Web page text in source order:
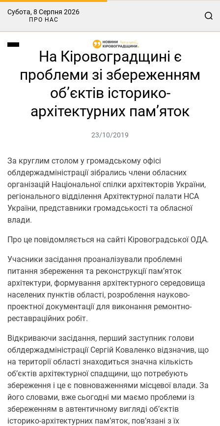
Субота, 8 Серпня 2026
ПРО НАС
На Кіровоградщині є
проблеми зі збереженням
об’єктів історико-
архітектурних пам’яток
23/10/2019
За круглим столом у громадському офісі
облдержадміністрації зібрались члени обласних
організацій Національної спілки архітекторів України,
регіонального відділення Архітектурної палати НСА
України, представники громадськості та обласної
влади.
Про це повідомляється на сайті Кіровоградської ОДА.
Учасники засідання проаналізували проблемні
питання збереження та реконструкції пам’яток
архітектури, формування архітектурного середовища
населених пунктів області, розроблення науково-
проектної документації для виконання ремонтно-
реставраційних робіт.
Відкриваючи засідання, перший заступник голови
облдержадміністрації Сергій Коваленко відзначив, що
на території області знаходиться значна кількість
об’єктів архітектурної спадщини, що потребують
збереження і це є повноваженнями місцевої влади. За
його словами, вже сьогодні ми маємо проблеми із
збереженням в автентичному вигляді об’єктів
історико-архітектурних пам’яток, пов’язані з їх